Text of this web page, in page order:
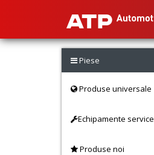
Piese
Produse universale
Echipamente service
Produse noi